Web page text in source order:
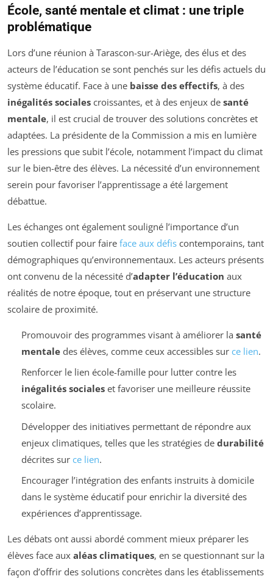
École, santé mentale et climat : une triple
problématique
Lors d’une réunion à Tarascon-sur-Ariège, des élus et des
acteurs de l’éducation se sont penchés sur les défis actuels du
système éducatif. Face à une baisse des effectifs, à des
inégalités sociales croissantes, et à des enjeux de santé
mentale, il est crucial de trouver des solutions concrètes et
adaptées. La présidente de la Commission a mis en lumière
les pressions que subit l’école, notamment l’impact du climat
sur le bien-être des élèves. La nécessité d’un environnement
serein pour favoriser l’apprentissage a été largement
débattue.
Les échanges ont également souligné l’importance d’un
soutien collectif pour faire face aux défis contemporains, tant
démographiques qu’environnementaux. Les acteurs présents
ont convenu de la nécessité d’adapter l’éducation aux
réalités de notre époque, tout en préservant une structure
scolaire de proximité.
Promouvoir des programmes visant à améliorer la santé
mentaledes élèves, comme ceux accessibles sur ce lien.
Renforcer le lien école-famille pour lutter contre les
inégalités socialeset favoriser une meilleure réussite
scolaire.
Développer des initiatives permettant de répondre aux
enjeux climatiques, telles que les stratégies de durabilité
décrites sur ce lien.
Encourager l’intégration des enfants instruits à domicile
dans le système éducatif pour enrichir la diversité des
expériences d’apprentissage.
Les débats ont aussi abordé comment mieux préparer les
élèves face aux aléas climatiques, en se questionnant sur la
façon d’offrir des solutions concrètes dans les établissements